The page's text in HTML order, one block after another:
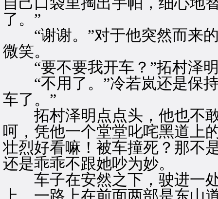
了。”
“谢谢。”对于他突然而来的
微笑。
“要不要我开车？”拓村泽明
“不用了。”冷若岚还是保持
车了。”
拓村泽明点点头，他也不敢
呵，凭他一个堂堂叱咤黑道上
壮烈好看嘛！被车撞死？那不
还是乖乖不跟她吵为妙。
车子在安然之下，驶进一处